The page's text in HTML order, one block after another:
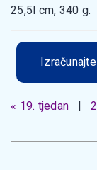
25,5l cm, 340 g.
« 19. tjedan